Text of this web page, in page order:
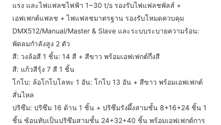
แรง และไฟแฟลชไฟฟ้า 1~30 t/s รองรับไฟแฟลชพัลส์ +
เอฟเฟกต์แฟลช + ไฟแฟลชมาตรฐาน รองรับโหมดควบคุม
DMX512/Manual/Master & Slave และระบบระบายความร้อน:
พัดลมกำลังสูง 2 ตัว
สี: วงล้อสี 1 ชิ้น: 14 สี + สีขาว พร้อมเอฟเฟกต์กึ่งสี
สี: แก้วสีรุ้ง 7 สี 1 ชิ้น
โกโบ: ล้อโกโบโลหะ 1 อัน: โกโบ 13 อัน + สีขาว พร้อมเอฟเฟกต์
สั่นไหล
ปริซึม: ปริซึม 16 ด้าน 1 ชิ้น + ปริซึมรังผึ้งสามชั้น 8+16+24 ชิ้น 1
ชิ้น ซ้อนทับเป็นปริซึมสามชั้น 24+32+40 ชิ้น พร้อมเอฟเฟกต์การ